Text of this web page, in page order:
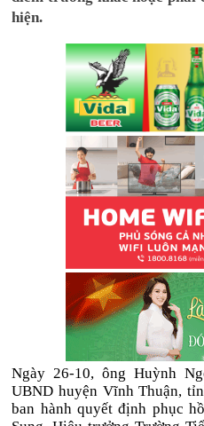
hiện.
Ngày 26-10, ông Huỳnh
UBND huyện Vĩnh Thuận,
ban hành quyết định phục